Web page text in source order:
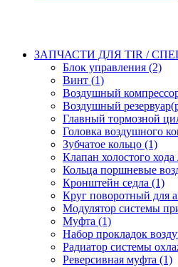
ЗАПЧАСТИ ДЛЯ TIR /
Блок управления (2)
Винт (1)
Воздушный
Воздушный
Главный тормозной
Головка воздушного
Зубчатое кольцо (1)
Клапан холостого
Кольца поршневые
Кронштейн седла (1)
Круг поворотный для
Модулятор системы
Муфта (1)
Набор прокладок
Радиатор системы
Реверсивная муфта (1)